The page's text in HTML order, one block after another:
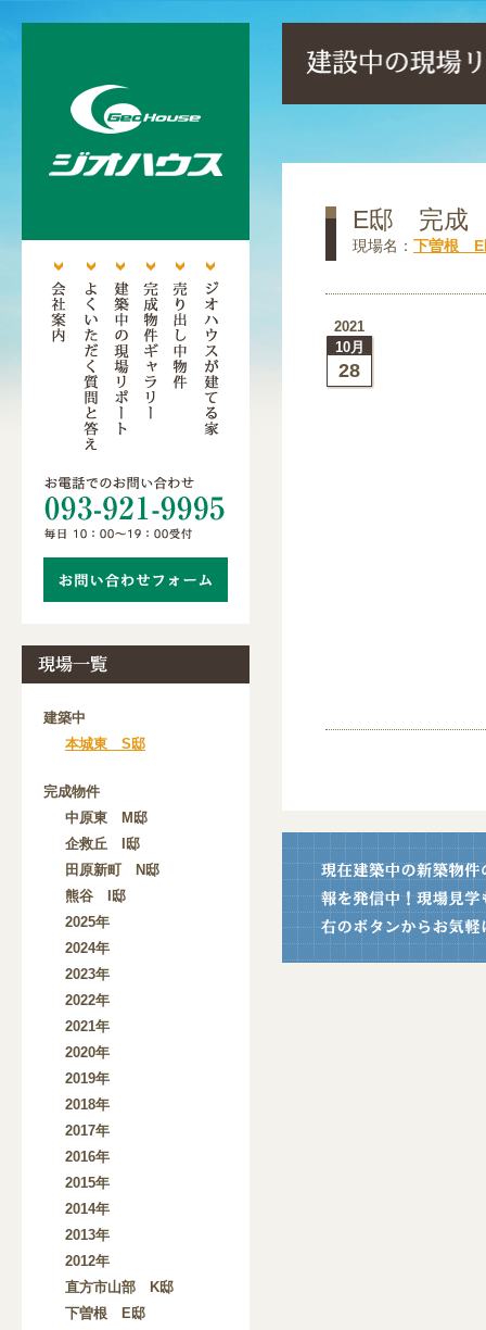
建築中
本城東 S邸
完成物件
中原東 M邸
企救丘 I邸
田原新町 N邸
熊谷 I邸
2025年
2024年
2023年
2022年
2021年
2020年
2019年
2018年
2017年
2016年
2015年
2014年
2013年
2012年
直方市山部 K邸
下曽根 E邸
E邸 完成
現場名： 下曽根 E
2021
10月
28